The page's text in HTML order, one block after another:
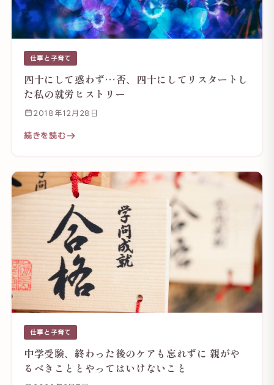
仕事と子育て
四十にして惑わず…否、四十にしてリスタートし
た私の就労ヒストリー
2018年12月28日
続きを読む
仕事と子育て
中学受験、終わった後のケアも忘れずに 親がや
るべきこととやってはいけないこと